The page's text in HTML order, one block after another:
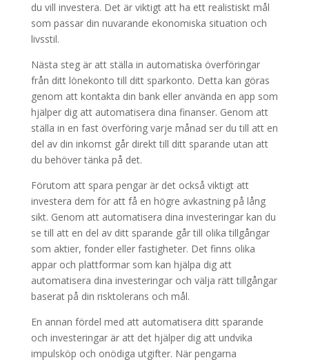
du vill investera. Det är viktigt att ha ett realistiskt mål
som passar din nuvarande ekonomiska situation och
livsstil.
Nästa steg är att ställa in automatiska överföringar
från ditt lönekonto till ditt sparkonto. Detta kan göras
genom att kontakta din bank eller använda en app som
hjälper dig att automatisera dina finanser. Genom att
ställa in en fast överföring varje månad ser du till att en
del av din inkomst går direkt till ditt sparande utan att
du behöver tänka på det.
Förutom att spara pengar är det också viktigt att
investera dem för att få en högre avkastning på lång
sikt. Genom att automatisera dina investeringar kan du
se till att en del av ditt sparande går till olika tillgångar
som aktier, fonder eller fastigheter. Det finns olika
appar och plattformar som kan hjälpa dig att
automatisera dina investeringar och välja rätt tillgångar
baserat på din risktolerans och mål.
En annan fördel med att automatisera ditt sparande
och investeringar är att det hjälper dig att undvika
impulsköp och onödiga utgifter. När pengarna